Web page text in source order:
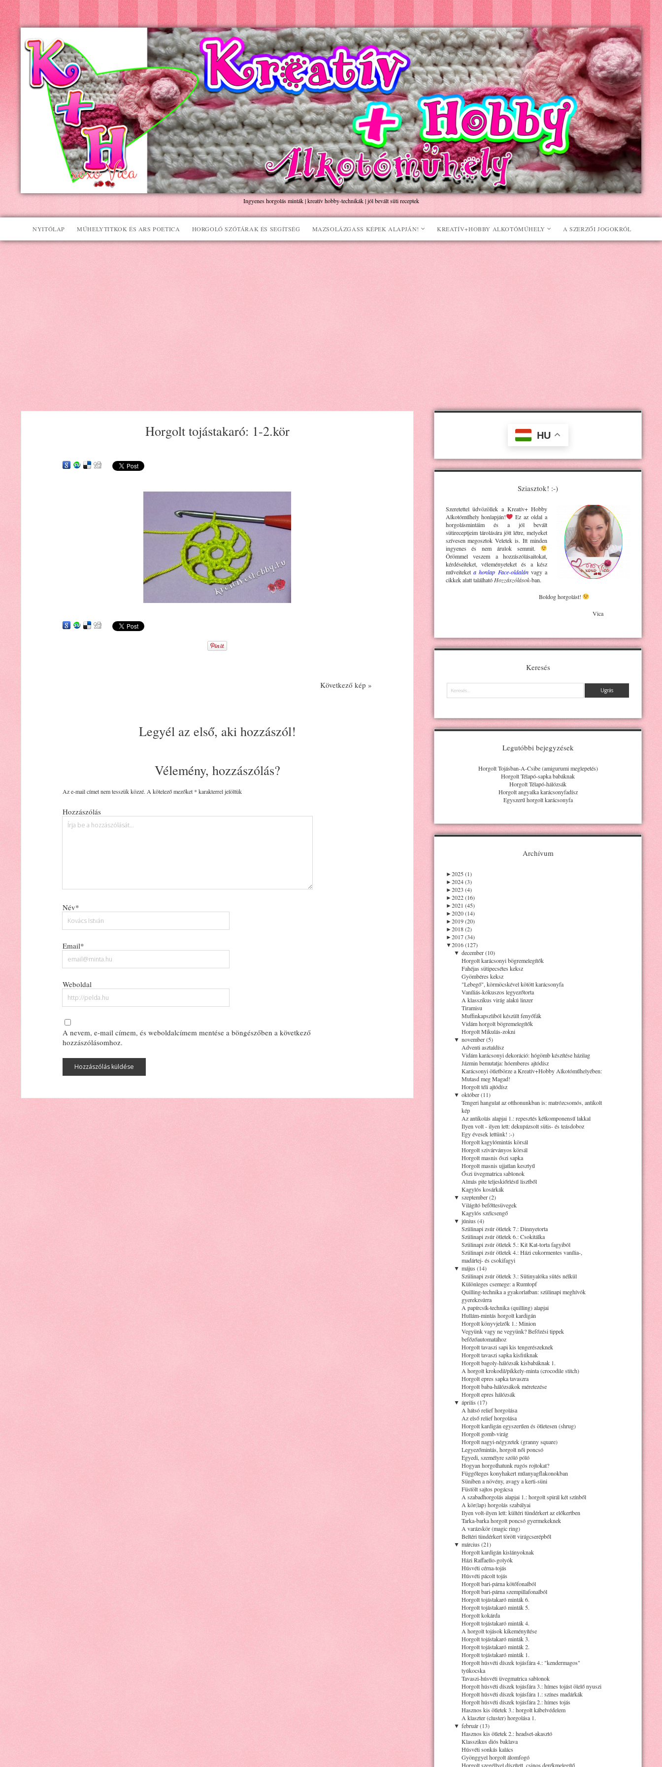
Kreatív+Hobby
Alkotóműhely
Ingyenes horgolás minták | kreatív hobby-technikák | jól bevált süti receptek
NYITÓLAP MŰHELYTITKOK ÉS ARS POETICA HORGOLÓ SZÓTÁRAK ÉS SEGÍTSÉG MAZSOLÁZGASS KÉPEK ALAPJÁN! KREATÍV+HOBBY ALKOTÓMŰHELY A SZERZŐI JOGOKRÓL
Horgolt tojástakaró: 1-2.kör
Következő kép »
Legyél az első, aki hozzászól!
Vélemény, hozzászólás?
Az e-mail címet nem tesszük közzé. A kötelező mezőket * karakterrel jelöltük
Hozzászólás
Név*
Email*
Weboldal
A nevem, e-mail címem, és weboldalcímem mentése a böngészőben a következő
hozzászólásomhoz.
HU
Sziasztok! :-)
Szeretettel üdvözöllek a Kreatív+ Hobby
Alkotóműhelyhonlapján!
Ez az oldal a
horgolásmintáim és a jól bevált
sütireceptjeim tárolására jött létre, melyeket
szívesen megosztok Veletek is. Itt minden
ingyenes és nem árulok semmit.
Örömmel veszem a hozzászólásaitokat,
kérdéseiteket, véleményeteket és a kész
műveiteket a honlap Face-oldalánvagy a
cikkek alatt található Hozzászólások-ban.
Boldog horgolást!
Vica
Keresés
Keresés
Legutóbbi bejegyzések
Horgolt Tojásban-A-Csibe (amigurumi meglepetés)
Horgolt Télapó-sapka babáknak
Horgolt Télapó-hálózsák
Horgolt angyalka karácsonyfadísz
Egyszerű horgolt karácsonyfa
Archívum
►2025 (1)
►2024 (3)
►2023 (4)
►2022 (16)
►2021 (45)
►2020 (14)
►2019 (20)
►2018 (2)
►2017 (34)
▼2016 (127)
▼ december (10)
Horgolt karácsonyi bögremelegítők
Fahéjas sütipecsétes keksz
Gyömbéres keksz
"Lebegő", körmöcskével kötött karácsonyfa
Vaníliás-kókuszos legyezőtorta
A klasszikus virág alakú linzer
Tiramisu
Muffinkapszliból készült fenyőfák
Vidám horgolt bögremelegítők
Horgolt Mikulás-zokni
▼ november (5)
Adventi asztaldísz
Vidám karácsonyi dekoráció: hógömb készítése házilag
Jázmin bemutatja: hóemberes ajtódísz
Karácsonyi ötletbörze a Kreatív+Hobby Alkotóműhelyében:
Mutasd meg Magad!
Horgolt téli ajtódísz
▼ október (11)
Tengeri hangulat az otthonunkban is: matrózcsomós, antikolt
kép
Az antikolás alapjai 1.: repesztés kétkomponensű lakkal
Ilyen volt - ilyen lett: dekupázsolt sütis- és teásdoboz
Egy évesek lettünk! :-)
Horgolt kagylómintás körsál
Horgolt szivárványos körsál
Horgolt masnis őszi sapka
Horgolt masnis ujjatlan kesztyű
Őszi üvegmatrica sablonok
Almás pite teljeskiőrlésű lisztből
Kagylós kosárkák
▼ szeptember (2)
Világító befőttesüvegek
Kagylós szélcsengő
▼ június (4)
Szülinapi zsúr ötletek 7.: Dinnyetorta
Szülinapi zsúr ötletek 6.: Csokitálka
Szülinapi zsúr ötletek 5.: Kit Kat-torta fagyiból
Szülinapi zsúr ötletek 4.: Házi cukormentes vanília-,
madártej- és csokifagyi
▼ május (14)
Szülinapi zsúr ötletek 3.: Sütinyalóka sütés nélkül
Különleges csemege: a Rumtopf
Quilling-technika a gyakorlatban: szülinapi meghívók
gyerekzsúrra
A papírcsík-technika (quilling) alapjai
Hullám-mintás horgolt kardigán
Horgolt könyvjelzők 1.: Minion
Vegyünk vagy ne vegyünk? Befőzési tippek
befőzőautomatához
Horgolt tavaszi sapi kis tengerészeknek
Horgolt tavaszi sapka kisfiúknak
Horgolt bagoly-hálózsák kisbabáknak 1.
A horgolt krokodil/pikkely-minta (crocodile stitch)
Horgolt epres sapka tavaszra
Horgolt baba-hálózsákok méretezése
Horgolt epres hálózsák
▼ április (17)
A hátsó relief horgolása
Az első relief horgolása
Horgolt kardigán egyszerűen és ötletesen (shrug)
Horgolt gomb-virág
Horgolt nagyi-négyzetek (granny square)
Legyezőmintás, horgolt női poncsó
Egyedi, személyre szóló póló
Hogyan horgolhatunk rugós rojtokat?
Függőleges konyhakert műanyagflakonokban
Süniben a növény, avagy a kerti-süni
Füstölt sajtos pogácsa
A szabadhorgolás alapjai 1.: horgolt spirál két színből
A kör(lap) horgolás szabályai
Ilyen volt-ilyen lett: kültéri tündérkert az előkertben
Tarka-barka horgolt poncsó gyermekeknek
A varázskör (magic ring)
Beltéri tündérkert törött virágcserépből
▼ március (21)
Horgolt kardigán kislányoknak
Házi Raffaello-golyók
Húsvéti cérna-tojás
Húsvéti pácolt tojás
Horgolt bari-párna kötőfonalból
Horgolt bari-párna szempillafonalból
Horgolt tojástakaró minták 6.
Horgolt tojástakaró minták 5.
Horgolt kokárda
Horgolt tojástakaró minták 4.
A horgolt tojások kikeményítése
Horgolt tojástakaró minták 3.
Horgolt tojástakaró minták 2.
Horgolt tojástakaró minták 1.
Horgolt húsvéti díszek tojásfára 4.: "kendermagos"
tyúkocska
Tavaszi-húsvéti üvegmatrica sablonok
Horgolt húsvéti díszek tojásfára 3.: hímes tojást ölelő nyuszi
Horgolt húsvéti díszek tojásfára 1.: színes madárkák
Horgolt húsvéti díszek tojásfára 2.: hímes tojás
Hasznos kis ötletek 3.: horgolt kábelvédelem
A klaszter (cluster) horgolása 1.
▼ február (13)
Hasznos kis ötletek 2.: headset-akasztó
Klasszikus diós baklava
Húsvéti sonkás kalács
Gyönggyel horgolt álomfogó
Horgolt szegéllyel díszített, csinos derékmelegítő